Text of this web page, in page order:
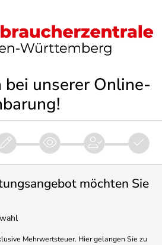
unserer Online-
möchten Sie
Mehrwertsteuer. Hier gelangen Sie zu